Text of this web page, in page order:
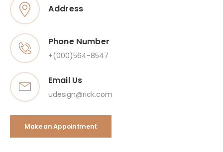
Address
Phone Number
+(000)564-8547
Email Us
udesign@rick.com
Make an Appointment